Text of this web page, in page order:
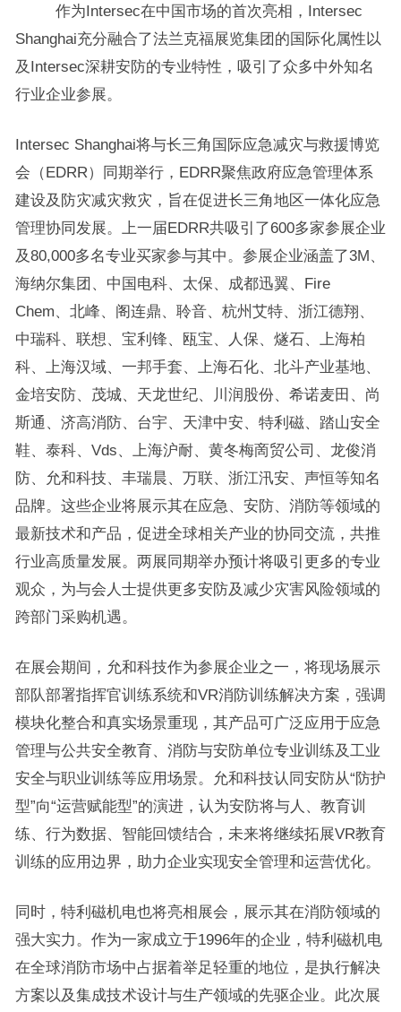
作为Intersec在中国市场的首次亮相，Intersec
Shanghai充分融合了法兰克福展览集团的国际化属性以
及Intersec深耕安防的专业特性，吸引了众多中外知名
行业企业参展。
Intersec Shanghai将与长三角国际应急减灾与救援博览
会（EDRR）同期举行，EDRR聚焦政府应急管理体系
建设及防灾减灾救灾，旨在促进长三角地区一体化应急
管理协同发展。上一届EDRR共吸引了600多家参展企业
及80,000多名专业买家参与其中。参展企业涵盖了3M、
海纳尔集团、中国电科、太保、成都迅翼、Fire
Chem、北峰、阁连鼎、聆音、杭州艾特、浙江德翔、
中瑞科、联想、宝利锋、瓯宝、人保、燧石、上海柏
科、上海汉域、一邦手套、上海石化、北斗产业基地、
金培安防、茂城、天龙世纪、川润股份、希诺麦田、尚
斯通、济高消防、台宇、天津中安、特利磁、踏山安全
鞋、泰科、Vds、上海沪耐、黄冬梅啇贸公司、龙俊消
防、允和科技、丰瑞晨、万联、浙江汛安、声恒等知名
品牌。这些企业将展示其在应急、安防、消防等领域的
最新技术和产品，促进全球相关产业的协同交流，共推
行业高质量发展。两展同期举办预计将吸引更多的专业
观众，为与会人士提供更多安防及减少灾害风险领域的
跨部门采购机遇。
在展会期间，允和科技作为参展企业之一，将现场展示
部队部署指挥官训练系统和VR消防训练解决方案，强调
模块化整合和真实场景重现，其产品可广泛应用于应急
管理与公共安全教育、消防与安防单位专业训练及工业
安全与职业训练等应用场景。允和科技认同安防从“防护
型”向“运营赋能型”的演进，认为安防将与人、教育训
练、行为数据、智能回馈结合，未来将继续拓展VR教育
训练的应用边界，助力企业实现安全管理和运营优化。
同时，特利磁机电也将亮相展会，展示其在消防领域的
强大实力。作为一家成立于1996年的企业，特利磁机电
在全球消防市场中占据着举足轻重的地位，是执行解决
方案以及集成技术设计与生产领域的先驱企业。此次展